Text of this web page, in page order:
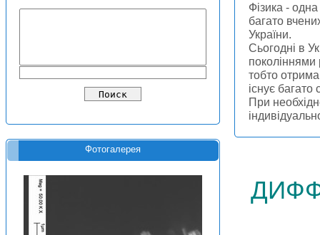
Фотогалерея
Фізика -
багато
України.
Сьогодні в
поколіннями
тобто
існує багато
При